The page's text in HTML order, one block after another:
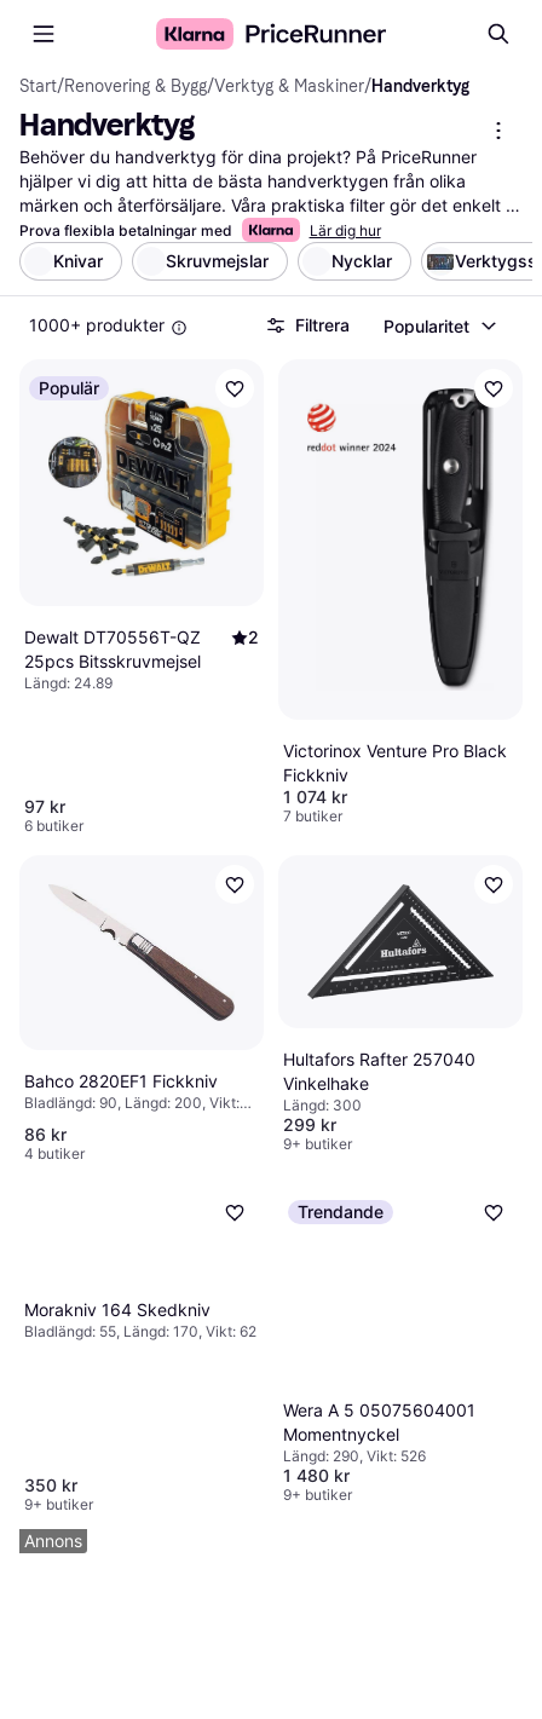
Start/Renovering & Bygg/Verktyg & Maskiner/Handverktyg
Handverktyg
Behöver du handverktyg för dina projekt? På PriceRunner
hjälper vi dig att hitta de bästa handverktygen från olika
märken och återförsäljare. Våra praktiska filter gör det enkelt
att sortera efter typ, pris och användarrecensioner, så att du
snabbt hittar det verktyg som passar dina behov. Oavsett om
du letar efter en hammare, skruvmejsel eller tång, kan du
jämföra priser och funktioner för att göra ett välgrundat val. Vi
listar också användarrecensioner som ger dig insikt i
filter för att navigera bland alla erbjudanden och hitta rätt
handverktyg för dina projekt. Börja här för att göra ett smart
val och hitta de verktyg du behöver! Mer om handverktyg »
Prova flexibla betalningar med Lär dig hur
Knivar Skruvmejslar Nycklar
1000+ produkter Filtrera Popularitet
Populär
Dewalt DT70556T-QZ
25pcs Bitsskruvmejsel
2
Längd: 24.89
97 kr
6 butiker
Victorinox Venture Pro Black
Fickkniv
1 074 kr
7 butiker
Bahco 2820EF1 Fickkniv
Bladlängd: 90, Längd: 200, Vikt:
86 kr
4 butiker
Hultafors Rafter 257040
Vinkelhake
Längd: 300
299 kr
9+ butiker
Morakniv 164 Skedkniv
Bladlängd: 55, Längd: 170, Vikt: 62
350 kr
9+ butiker
Trendande
Wera A 5 05075604001
Momentnyckel
Längd: 290, Vikt: 526
1 480 kr
9+ butiker
Annons